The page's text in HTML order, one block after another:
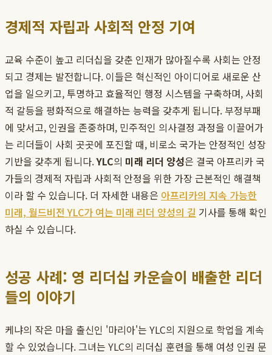
경제적 자립과 사회적 안정 기여
교육 수준이 높고 리더십을 갖춘 인재가 많아질수록 사회는 안정
되고 경제는 발전합니다. 이들은 혁신적인 아이디어로 새로운 산
업을 일으키고, 투명하고 효율적인 행정 시스템을 구축하며, 사회
적 갈등을 평화적으로 해결하는 능력을 갖추게 됩니다. 부정부패
에 맞서고, 인권을 존중하며, 민주적인 의사결정 과정을 이끌어가
는 리더들이 사회 곳곳에 포진할 때, 비로소 국가는 안정적인 성장
기반을 갖추게 됩니다.YLC의 미래 리더 양성은 결국 아프리카 국
가들의 경제적 자립과 사회적 안정을 위한 가장 근본적인 해결책
이라 할 수 있습니다. 더 자세한 내용은 아프리카의 지속 가능한
미래, 월드비전 YLC가 여는 미래 리더 양성의 길 기사를 통해 확인
하실 수 있습니다.
성공 사례: 영 리더십 카운슬이 배출한 리더
들의 이야기
케냐의 작은 마을 출신인 '마리아'는 YLC의 지원으로 학업을 계속
할 수 있었습니다. 그녀는 YLC의 리더십 훈련을 통해 여성 인권 문